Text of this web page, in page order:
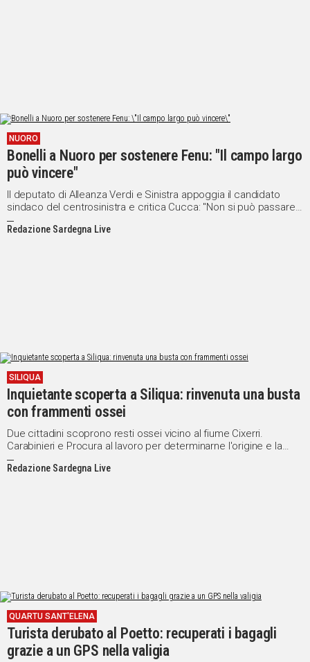
NUORO
Bonelli a Nuoro per sostenere Fenu: "Il campo largo
può vincere"
Il deputato di Alleanza Verdi e Sinistra appoggia il candidato
sindaco del centrosinistra e critica Cucca: "Non si può passare
da una parte all'altra"
Redazione Sardegna Live
SILIQUA
Inquietante scoperta a Siliqua: rinvenuta una busta
con frammenti ossei
Due cittadini scoprono resti ossei vicino al fiume Cixerri.
Carabinieri e Procura al lavoro per determinarne l'origine e la
datazione
Redazione Sardegna Live
QUARTU SANT'ELENA
Turista derubato al Poetto: recuperati i bagagli
grazie a un GPS nella valigia